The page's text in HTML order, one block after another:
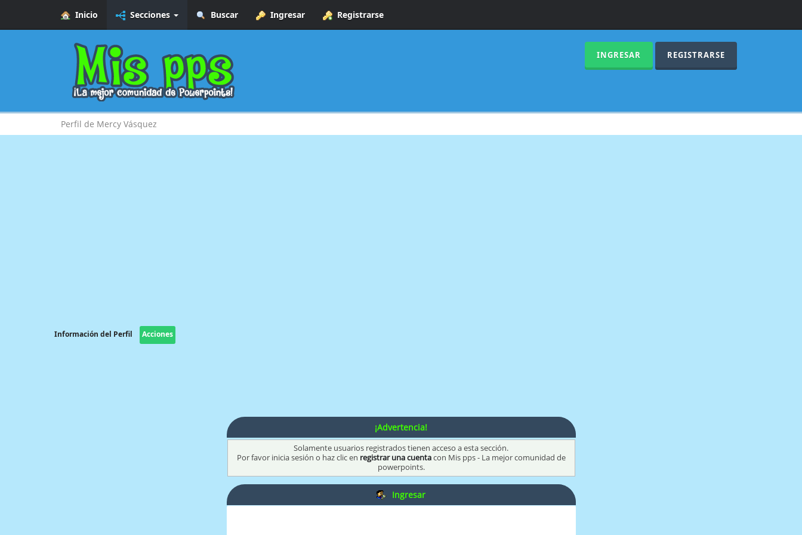
Inicio Secciones Buscar Ingresar Registrarse
INGRESAR REGISTRARSE
Perfil de Mercy Vásquez
Información del Perfil Acciones
¡Advertencia!
Solamente usuarios registrados tienen acceso a esta sección.
Por favor inicia sesión o haz clic en registrar una cuentacon Mis pps - La mejor comunidad de
powerpoints.
Ingresar